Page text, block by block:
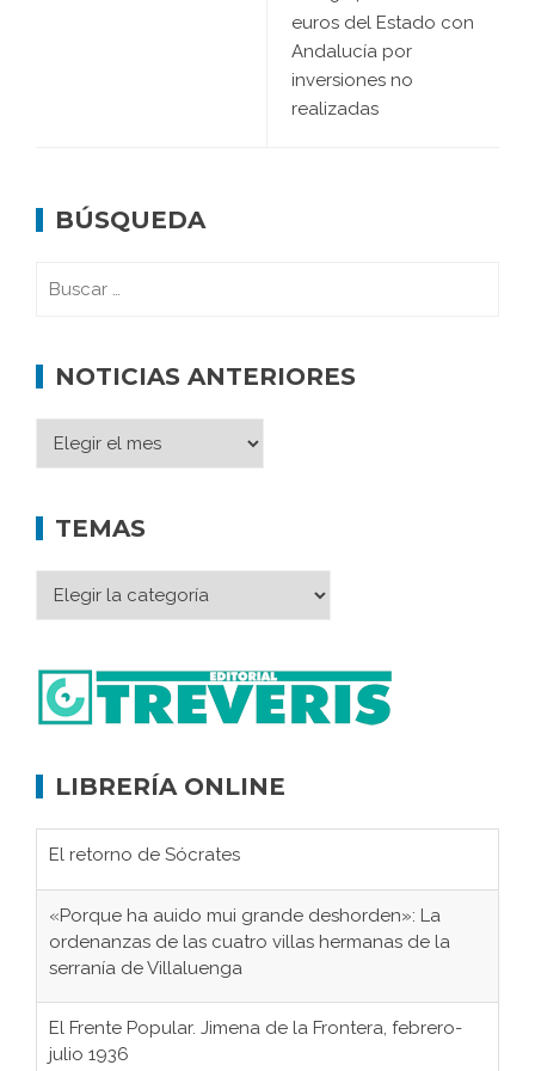
euros del Estado con
Andalucía por
inversiones no
realizadas
BÚSQUEDA
NOTICIAS ANTERIORES
TEMAS
LIBRERÍA ONLINE
El retorno de Sócrates
«Porque ha auido mui grande deshorden»: La
ordenanzas de las cuatro villas hermanas de la
serranía de Villaluenga
El Frente Popular. Jimena de la Frontera, febrero-
julio 1936